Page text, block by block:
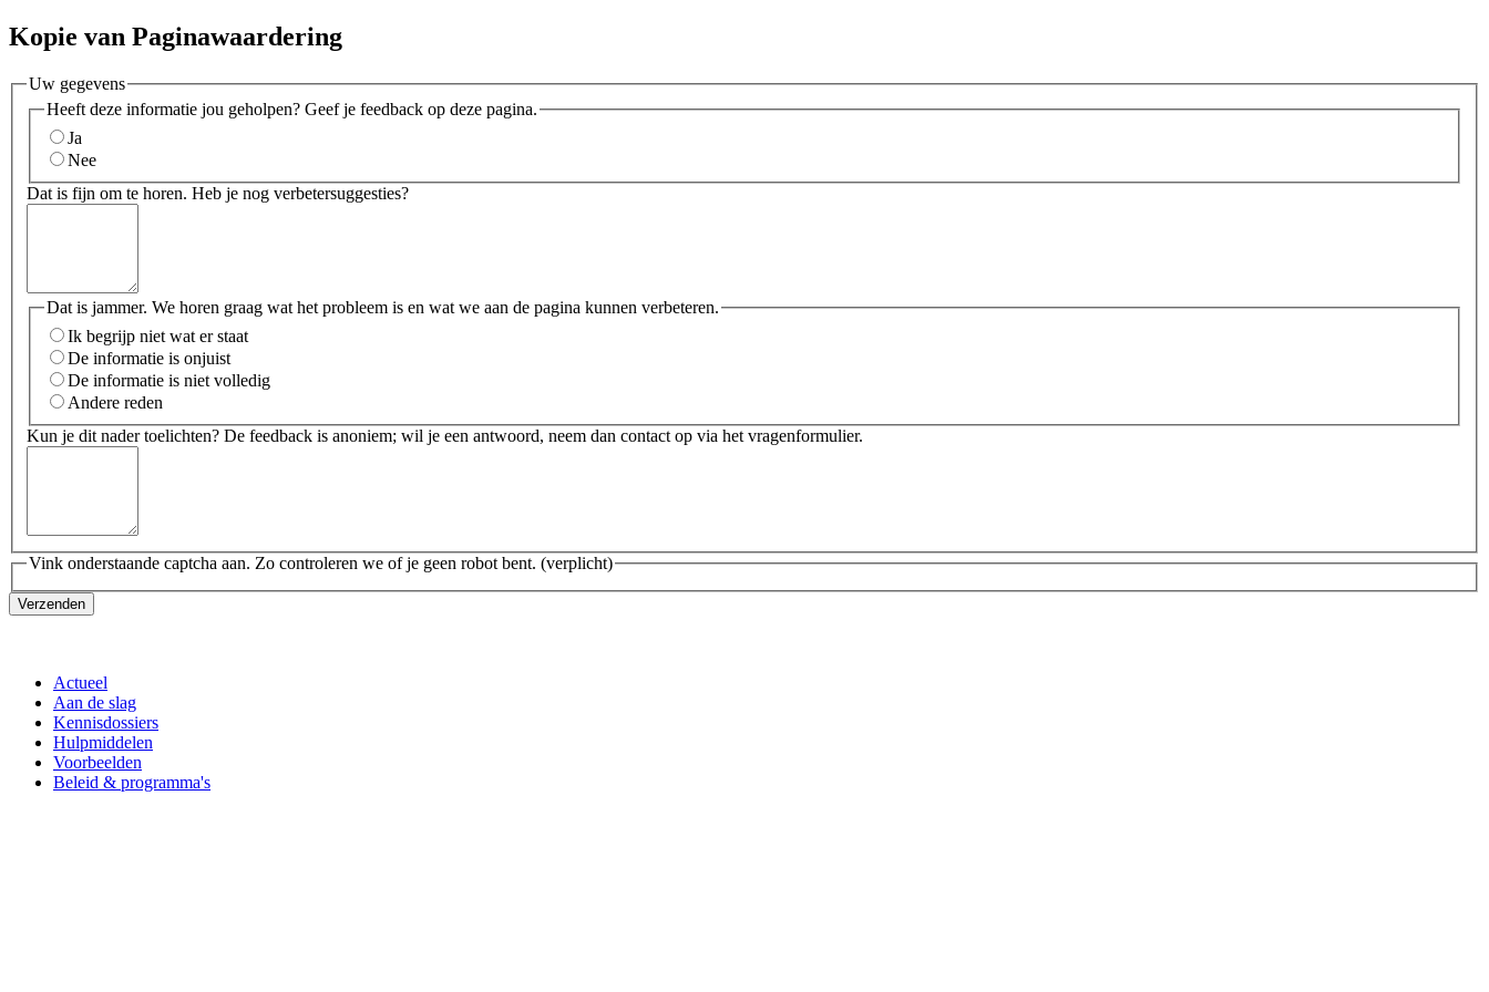
Kopie van Paginawaardering
Uw gegevens
Heeft deze informatie jou geholpen? Geef je feedback op deze pagina.
Ja
Nee
Dat is fijn om te horen. Heb je nog verbetersuggesties?
Dat is jammer. We horen graag wat het probleem is en wat we aan de pagina kunnen verbeteren.
Ik begrijp niet wat er staat
De informatie is onjuist
De informatie is niet volledig
Andere reden
Kun je dit nader toelichten? De feedback is anoniem; wil je een antwoord, neem dan contact op via het vragenformulier.
Vink onderstaande captcha aan. Zo controleren we of je geen robot bent. (verplicht)
Verzenden
Actueel
Aan de slag
Kennisdossiers
Hulpmiddelen
Voorbeelden
Beleid & programma's